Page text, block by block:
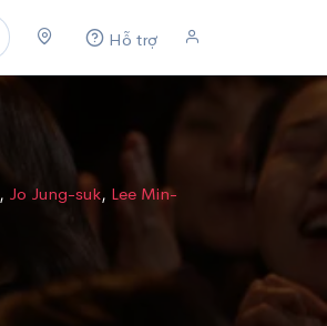
Hỗ trợ
, Jo Jung-suk, Lee Min-